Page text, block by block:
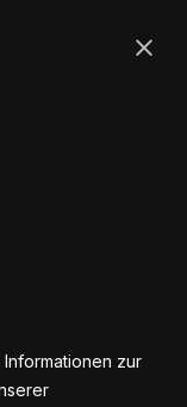
Informationen zur